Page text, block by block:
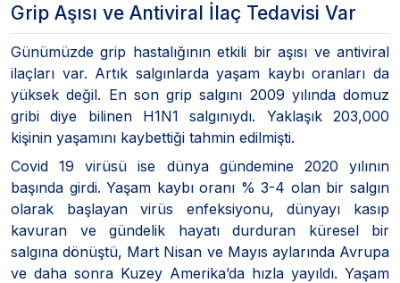
Grip Aşısı ve Antiviral İlaç Tedavisi Var
Günümüzde grip hastalığının etkili bir aşısı ve antiviral
ilaçları var. Artık salgınlarda yaşam kaybı oranları da
yüksek değil. En son grip salgını 2009 yılında domuz
gribi diye bilinen H1N1 salgınıydı. Yaklaşık 203,000
kişinin yaşamını kaybettiği tahmin edilmişti.
Covid 19 virüsü ise dünya gündemine 2020 yılının
başında girdi. Yaşam kaybı oranı % 3-4 olan bir salgın
olarak başlayan virüs enfeksiyonu, dünyayı kasıp
kavuran ve gündelik hayatı durduran küresel bir
salgına dönüştü, Mart Nisan ve Mayıs aylarında Avrupa
ve daha sonra Kuzey Amerika’da hızla yayıldı. Yaşam